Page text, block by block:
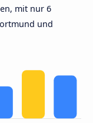
mit nur 6
und